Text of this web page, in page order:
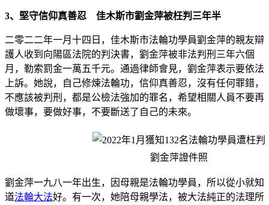
3、堅守信仰真善忍 佳木斯市劉金萍被枉判三年半
二零二二年一月十四日，佳木斯市法輪功學員劉金萍的親友辯
護人收到向陽區法院的判決書，劉金萍被非法判刑三年六個
月，勒索罰金一萬五千元。通過律師會見，劉金萍表示要依法
上訴。她說，自己修煉法輪功，信仰真善忍，沒有任何罪錯，
不應該被判刑，都是公檢法強加的罪名，希望相關人員不要再
做壞事，要做好事，不要斷送了自己的未來。
劉金萍證件照
劉金萍一九八一年出生，因母親是法輪功學員，所以從小就知
道法輪大法好。有一次，她陪母親學法，被大法純正的法理所